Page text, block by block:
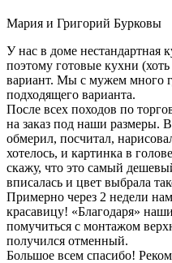
Мария и Григорий Бурковы
У нас в доме нестандартная
поэтому готовые кухни
вариант. Мы с мужем много
подходящего варианта.
После всех походов по
на заказ под наши размеры.
обмерил, посчитал,
хотелось, и картинка в
скажу, что это самый
вписалась и цвет выбрала
Примерно через 2 недели
красавицу! «Благодаря»
помучиться с монтажом
получился отменный.
Большое всем спасибо!